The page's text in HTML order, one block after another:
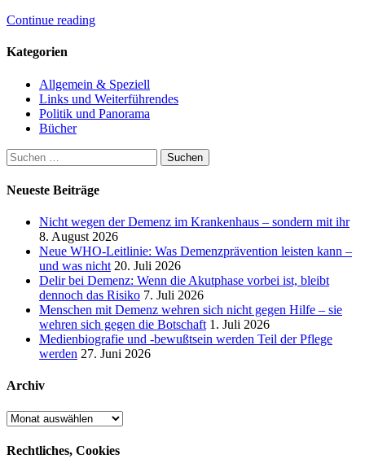
Continue reading
Kategorien
Allgemein & Speziell
Links und Weiterführendes
Politik und Panorama
Bücher
Suchen
nach:
Neueste Beiträge
Nicht wegen der Demenz im Krankenhaus – sondern mit ihr
8. August 2026
Neue WHO-Leitlinie: Was Demenzprävention leisten kann –
und was nicht 20. Juli 2026
Delir bei Demenz: Wenn die Akutphase vorbei ist, bleibt
dennoch das Risiko 7. Juli 2026
Menschen mit Demenz wehren sich nicht gegen Hilfe – sie
wehren sich gegen die Botschaft 1. Juli 2026
Medienbiografie und -bewußtsein werden Teil der Pflege
werden 27. Juni 2026
Archiv
Archiv
Rechtliches, Cookies